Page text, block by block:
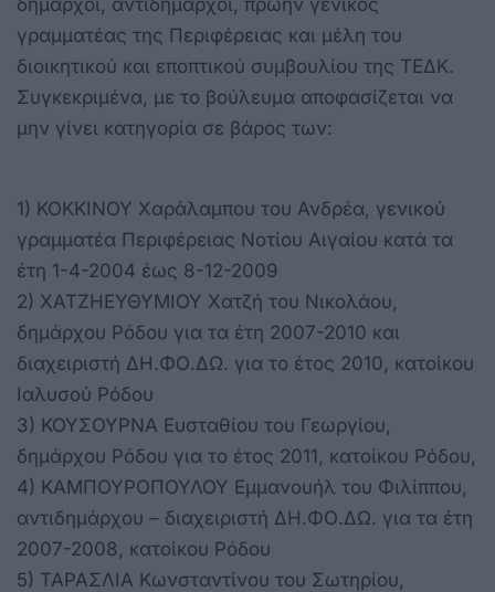
γραμματέας της Περιφέρειας και μέλη του
διοικητικού και εποπτικού συμβουλίου της ΤΕΔΚ.
Συγκεκριμένα, με το βούλευμα αποφασίζεται να
μην γίνει κατηγορία σε βάρος των:
1) ΚΟΚΚΙΝΟΥ Χαράλαμπου του Ανδρέα, γενικού
γραμματέα Περιφέρειας Νοτίου Αιγαίου κατά τα
έτη 1-4-2004 έως 8-12-2009
2) ΧΑΤΖΗΕΥΘΥΜΙΟΥ Χατζή του Νικολάου,
δημάρχου Ρόδου για τα έτη 2007-2010 και
διαχειριστή ΔΗ.ΦΟ.ΔΩ. για το έτος 2010, κατοίκου
Ιαλυσού Ρόδου
3) ΚΟΥΣΟΥΡΝΑ Ευσταθίου του Γεωργίου,
δημάρχου Ρόδου για το έτος 2011, κατοίκου Ρόδου,
4) ΚΑΜΠΟΥΡΟΠΟΥΛΟΥ Εμμανουήλ του Φιλίππου,
αντιδημάρχου – διαχειριστή ΔΗ.ΦΟ.ΔΩ. για τα έτη
2007-2008, κατοίκου Ρόδου
5) ΤΑΡΑΣΛΙΑ Κωνσταντίνου του Σωτηρίου,